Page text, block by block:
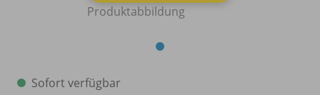
Produktabbildung
Sofort verfügbar